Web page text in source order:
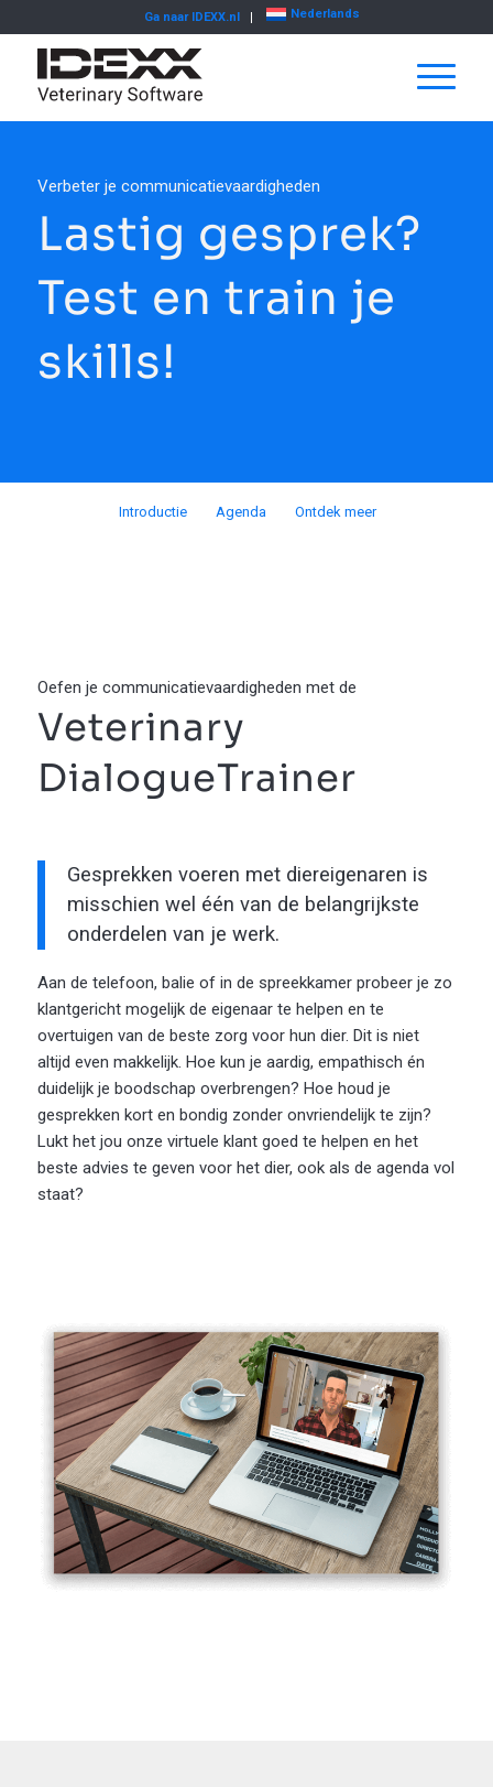
Ga naar IDEXX.nl Nederlands
Verbeter je communicatievaardigheden
Lastig gesprek?
Test en train je
skills!
Introductie Agenda Ontdek meer
Oefen je communicatievaardigheden met de
Veterinary
DialogueTrainer
Gesprekken voeren met diereigenaren is
misschien wel één van de belangrijkste
onderdelen van je werk.
Aan de telefoon, balie of in de spreekkamer probeer je zo
klantgericht mogelijk de eigenaar te helpen en te
overtuigen van de beste zorg voor hun dier. Dit is niet
altijd even makkelijk. Hoe kun je aardig, empathisch én
duidelijk je boodschap overbrengen? Hoe houd je
gesprekken kort en bondig zonder onvriendelijk te zijn?
Lukt het jou onze virtuele klant goed te helpen en het
beste advies te geven voor het dier, ook als de agenda vol
staat?